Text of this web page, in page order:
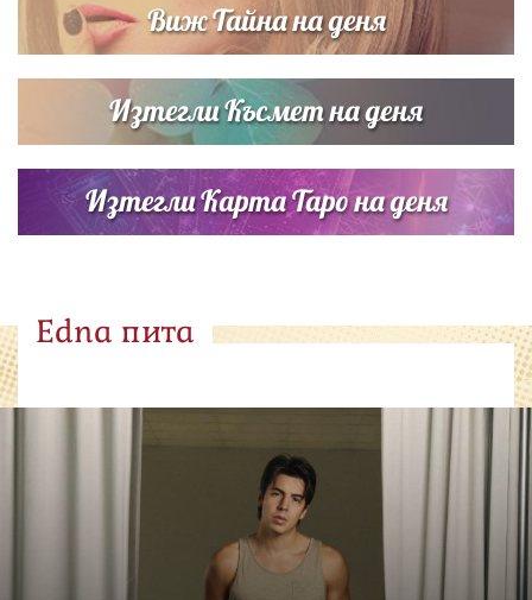
Виж Тайна на деня
Изтегли Късмет на деня
Изтегли Карта Таро на деня
Edna пита